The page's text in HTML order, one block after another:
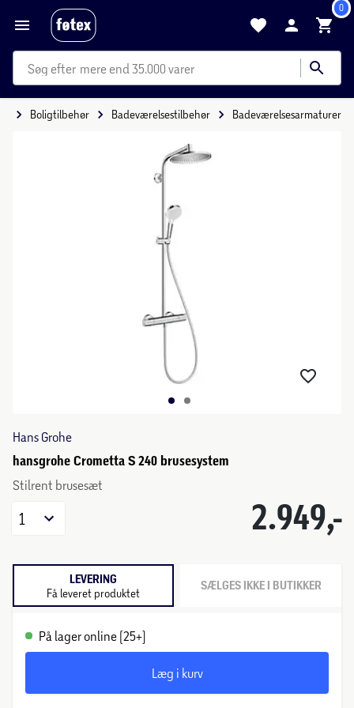
0
mere end 35.000 varer
Boligtilbehør Badeværelsestilbehør Badeværelsesarmaturer
Hans Grohe
hansgrohe Crometta S 240 brusesystem
Stilrent brusesæt
2.949,-
1
LEVERING
Få leveret produktet SÆLGES IKKE I BUTIKKER
På lager online (25+)
Læg i kurv